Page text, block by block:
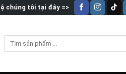
chúng tôi tại đây =>
Tìm